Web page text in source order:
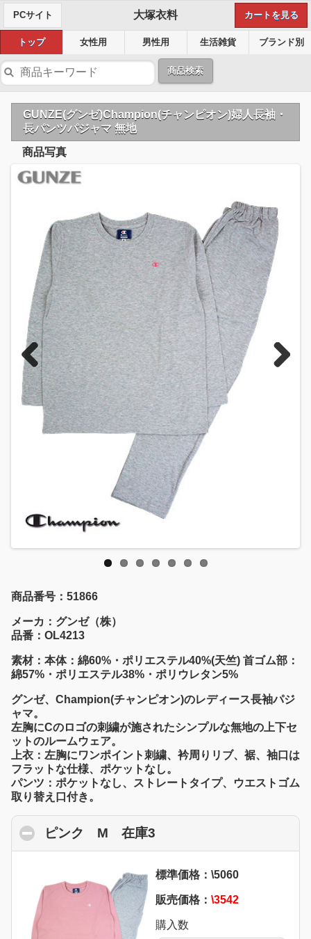
PCサイト 大塚衣料 カートを見る
トップ 女性用 男性用 生活雑貨 ブランド別
商品検索
GUNZE(グンゼ)Champion(チャンピオン)婦人長袖・
長パンツパジャマ 無地
商品写真
Previous
商品番号：51866
メーカ：グンゼ（株）
品番：OL4213
素材：本体：綿60%・ポリエステル40%(天竺) 首ゴム部：
綿57%・ポリエステル38%・ポリウレタン5%
グンゼ、Champion(チャンピオン)のレディース長袖パジ
ャマ。
左胸にCのロゴの刺繍が施されたシンプルな無地の上下セ
ットのルームウェア。
上衣：左胸にワンポイント刺繍、衿周りリブ、裾、袖口は
フラットな仕様、ポケットなし。
パンツ：ポケットなし、ストレートタイプ、ウエストゴム
取り替え口付き。
ピンク M 在庫3
標準価格：\5060
販売価格： \3542
購入数